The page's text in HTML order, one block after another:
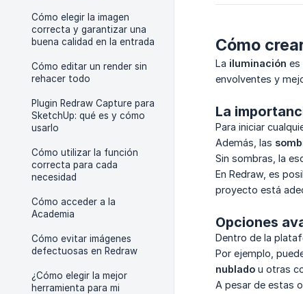
Cómo elegir la imagen
correcta y garantizar una
buena calidad en la entrada
Cómo editar un render sin
rehacer todo
Plugin Redraw Capture para
SketchUp: qué es y cómo
usarlo
Cómo utilizar la función
correcta para cada
necesidad
Cómo acceder a la
Academia
Cómo evitar imágenes
defectuosas en Redraw
¿Cómo elegir la mejor
herramienta para mi
Cómo
La iluminación es
envolventes y
La
Para iniciar
Además, las
Sin sombras, la
En Redraw, es
proyecto está
Opciones
Dentro de la
Por ejemplo,
nublado u otras
A pesar de estas